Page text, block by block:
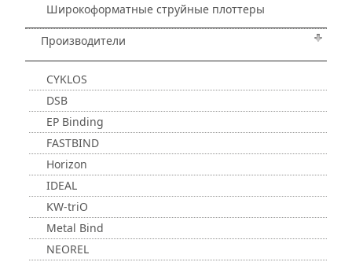
Широкоформатные струйные плоттеры
Производители
CYKLOS
DSB
EP Binding
FASTBIND
Horizon
IDEAL
KW-triO
Metal Bind
NEOREL